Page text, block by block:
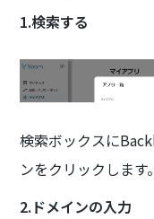
1.検索する
検索ボックスに
ンをクリックします。
2.ドメインの入力